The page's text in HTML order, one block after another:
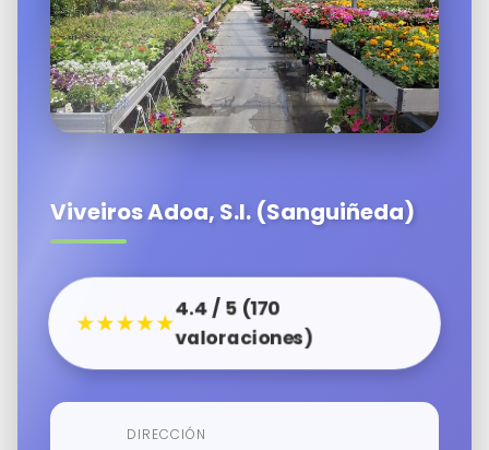
Viveiros Adoa, S.l. (Sanguiñeda)
★★★★★4.4 / 5 (170
valoraciones)
DIRECCIÓN